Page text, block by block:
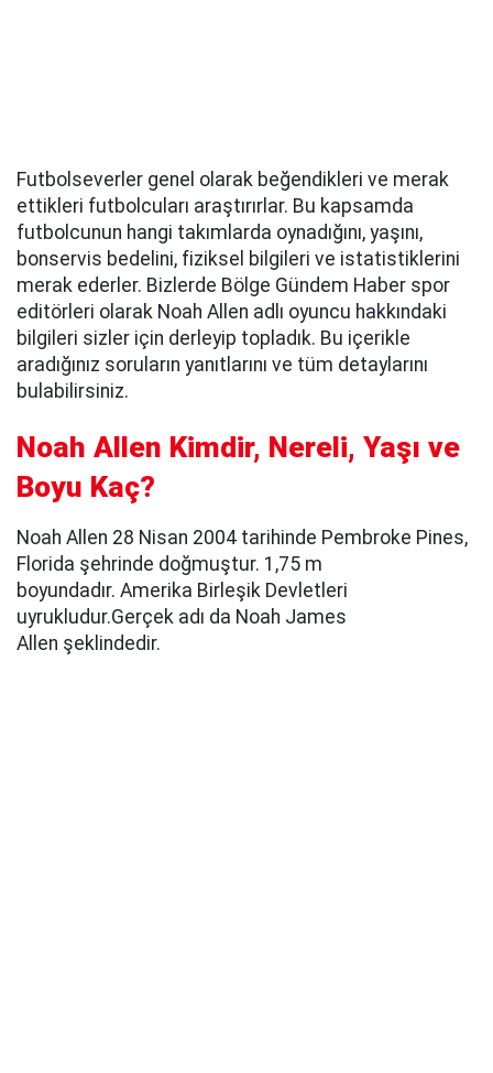
Futbolseverler genel olarak beğendikleri ve merak
ettikleri futbolcuları araştırırlar. Bu kapsamda
futbolcunun hangi takımlarda oynadığını, yaşını,
bonservis bedelini, fiziksel bilgileri ve istatistiklerini
merak ederler. Bizlerde Bölge Gündem Haber spor
editörleri olarak Noah Allen adlı oyuncu hakkındaki
bilgileri sizler için derleyip topladık. Bu içerikle
aradığınız soruların yanıtlarını ve tüm detaylarını
bulabilirsiniz.
Noah Allen Kimdir, Nereli, Yaşı ve
Boyu Kaç?
Noah Allen 28 Nisan 2004 tarihinde Pembroke Pines,
Florida şehrinde doğmuştur. 1,75 m
boyundadır. Amerika Birleşik Devletleri
uyrukludur.Gerçek adı da Noah James
Allen şeklindedir.